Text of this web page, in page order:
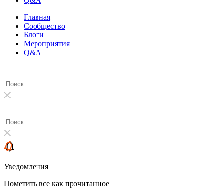
Главная
Сообщество
Блоги
Мероприятия
Q&A
Уведомления
Пометить все как прочитанное